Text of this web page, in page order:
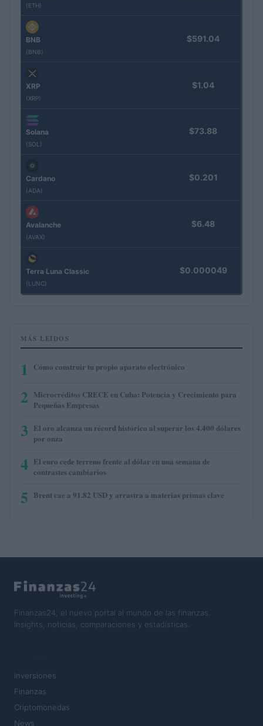
(ETH)
BNB
(BNB)
$591.04
XRP
(XRP)
$1.04
Solana
(SOL)
$73.88
Cardano
(ADA)
$0.201
Avalanche
(AVAX)
$6.48
Terra Luna Classic
(LUNC)
$0.000049
MÁS LEÍDOS
1 Cómo construir tu propio aparato electrónico
2 Microcréditos CRECE en Cuba: Potencia y Crecimiento para
Pequeñas Empresas
3 El oro alcanza un récord histórico al superar los 4.400 dólares
por onza
4 El euro cede terreno frente al dólar en una semana de
contrastes cambiarios
5 Brent cae a 91.82 USD y arrastra a materias primas clave
Finanzas24, el nuevo portal al mundo de las finanzas.
Insights, noticias, comparaciones y estadísticas.
Inversiones
Finanzas
Criptomonedas
News